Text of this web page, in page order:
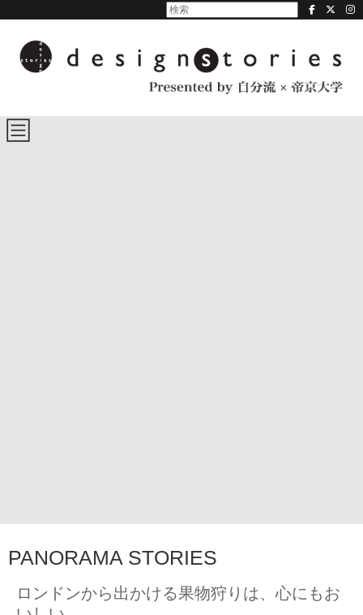
PANORAMA STORIES
ロンドンから出かける果物狩りは、心にもお